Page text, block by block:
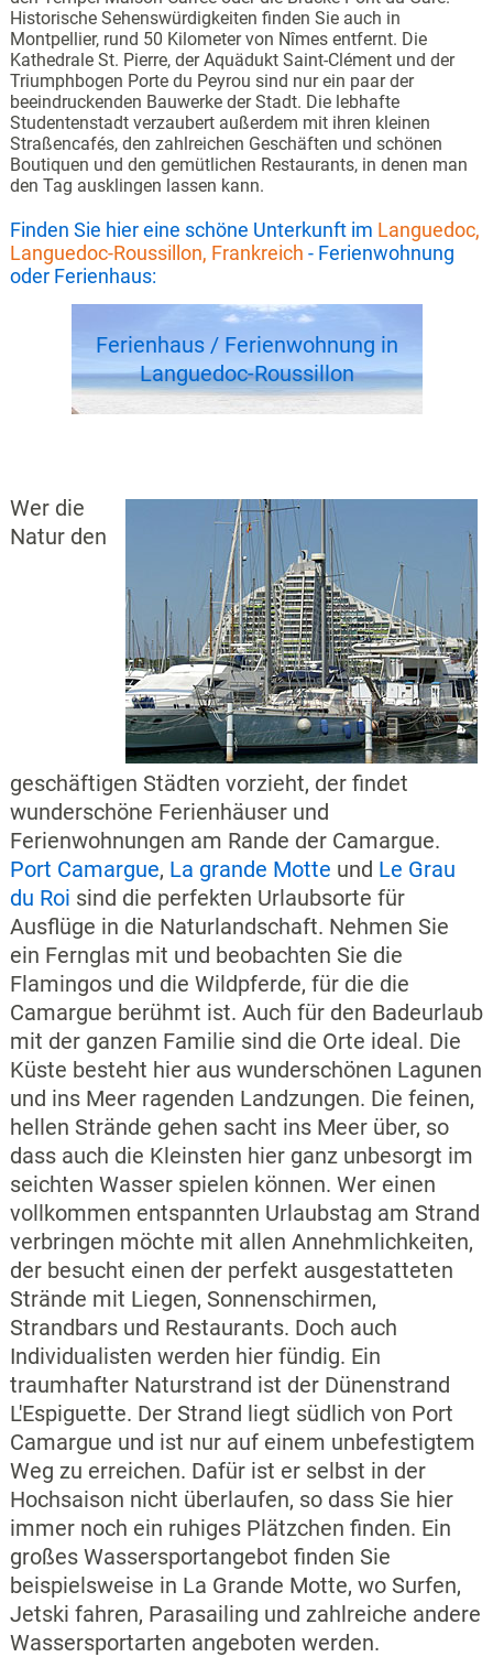
Historische Sehenswürdigkeiten finden Sie auch in
Montpellier, rund 50 Kilometer von Nîmes entfernt. Die
Kathedrale St. Pierre, der Aquädukt Saint-Clément und der
Triumphbogen Porte du Peyrou sind nur ein paar der
beeindruckenden Bauwerke der Stadt. Die lebhafte
Studentenstadt verzaubert außerdem mit ihren kleinen
Straßencafés, den zahlreichen Geschäften und schönen
Boutiquen und den gemütlichen Restaurants, in denen man
den Tag ausklingen lassen kann.
Finden Sie hier eine schöne Unterkunft im Languedoc,
Languedoc-Roussillon, Frankreich - Ferienwohnung
oder Ferienhaus:
Ferienhaus / Ferienwohnung in
Languedoc-Roussillon
Wer die
Natur den
geschäftigen Städten vorzieht, der findet
wunderschöne Ferienhäuser und
Ferienwohnungen am Rande der Camargue.
Port Camargue, La grande Motte und Le Grau
du Roi sind die perfekten Urlaubsorte für
Ausflüge in die Naturlandschaft. Nehmen Sie
ein Fernglas mit und beobachten Sie die
Flamingos und die Wildpferde, für die die
Camargue berühmt ist. Auch für den Badeurlaub
mit der ganzen Familie sind die Orte ideal. Die
Küste besteht hier aus wunderschönen Lagunen
und ins Meer ragenden Landzungen. Die feinen,
hellen Strände gehen sacht ins Meer über, so
dass auch die Kleinsten hier ganz unbesorgt im
seichten Wasser spielen können. Wer einen
vollkommen entspannten Urlaubstag am Strand
verbringen möchte mit allen Annehmlichkeiten,
der besucht einen der perfekt ausgestatteten
Strände mit Liegen, Sonnenschirmen,
Strandbars und Restaurants. Doch auch
Individualisten werden hier fündig. Ein
traumhafter Naturstrand ist der Dünenstrand
L'Espiguette. Der Strand liegt südlich von Port
Camargue und ist nur auf einem unbefestigtem
Weg zu erreichen. Dafür ist er selbst in der
Hochsaison nicht überlaufen, so dass Sie hier
immer noch ein ruhiges Plätzchen finden. Ein
großes Wassersportangebot finden Sie
beispielsweise in La Grande Motte, wo Surfen,
Jetski fahren, Parasailing und zahlreiche andere
Wassersportarten angeboten werden.